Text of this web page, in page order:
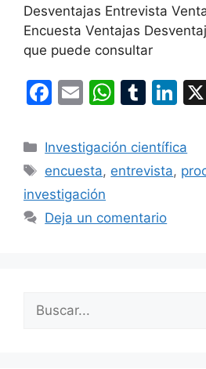
Desventajas Entrevista
Encuesta Ventajas
que puede consultar
F
c
e
b
o
E
ai
l
W
at
s
p
T
m
bl
Li
k
e
Categorías
Investigación científica
Etiquetas
encuesta, entrevista,
investigación
Deja un comentario
Buscar: